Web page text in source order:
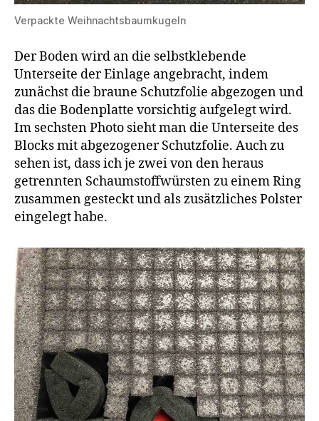
Verpackte Weihnachtsbaumkugeln
Der Boden wird an die selbstklebende
Unterseite der Einlage angebracht, indem
zunächst die braune Schutzfolie abgezogen und
das die Bodenplatte vorsichtig aufgelegt wird.
Im sechsten Photo sieht man die Unterseite des
Blocks mit abgezogener Schutzfolie. Auch zu
sehen ist, dass ich je zwei von den heraus
getrennten Schaumstoffwürsten zu einem Ring
zusammen gesteckt und als zusätzliches Polster
eingelegt habe.